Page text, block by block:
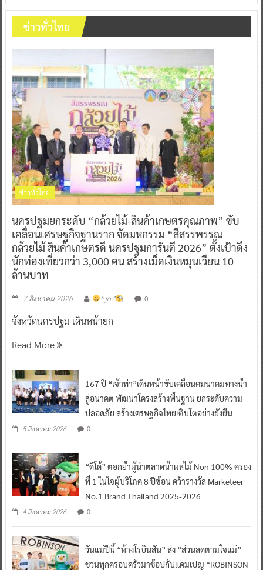
ข่าวทั่วไทย
ข่าวทั่วไทย
นครปฐมยกระดับ “กล้วยไม้-สินค้าเกษตรคุณภาพ” ขับ
เคลื่อนเศรษฐกิจฐานราก จัดมหกรรม “สีสรรพรรณ
กล้วยไม้ สินค้าเกษตรดี นครปฐมการันตี 2026” ตั้งเป้าดึง
นักท่องเที่ยวกว่า 3,000 คน สร้างเม็ดเงินหมุนเวียน 10
ล้านบาท
7 สิงหาคม 2026 ^ jo ^ 0
จังหวัดนครปฐม เดินหน้ายก
Read More
167 ปี “เจ้าท่า”เดินหน้าขับเคลื่อนคมนาคมทางน้ำ
สู่อนาคต พัฒนาโครงสร้างพื้นฐาน ยกระดับความ
ปลอดภัย สร้างเศรษฐกิจไทยเติบโตอย่างยั่งยืน
5 สิงหาคม 2026 0
“ดีโด้” ตอกย้ำผู้นำตลาดน้ำผลไม้ Non 100% ครอง
ที่ 1 ในใจผู้บริโภค 8 ปีซ้อน คว้ารางวัล Marketeer
No.1 Brand Thailand 2025-2026
4 สิงหาคม 2026 0
วันแม่ปีนี้ “ห้างโรบินสัน” ส่ง “ส่วนลดตามใจแม่”
ชวนทุกครอบครัวมาช้อปกับแคมเปญ “ROBINSON